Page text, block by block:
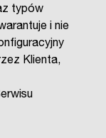
typów
i nie
Klienta,